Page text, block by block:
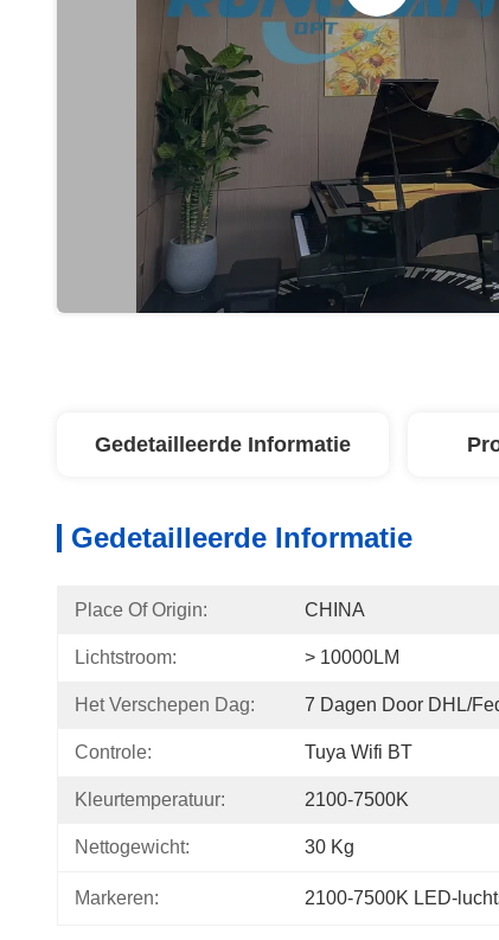
Gedetailleerde Informatie
Gedetailleerde Informatie
Place Of Origin: CHINA
Lichtstroom: > 10000LM
Het Verschepen Dag: 7 Dagen Door DHL/
Controle: Tuya Wifi BT
Kleurtemperatuur: 2100-7500K
Nettogewicht: 30 Kg
Markeren: 2100-7500K LED-